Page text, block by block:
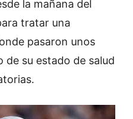
la mañana del
tratar una
pasaron unos
de su estado de salud